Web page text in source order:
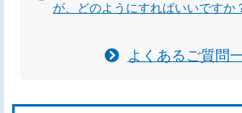
が、どのようにすればいいですか
よくあるご質問